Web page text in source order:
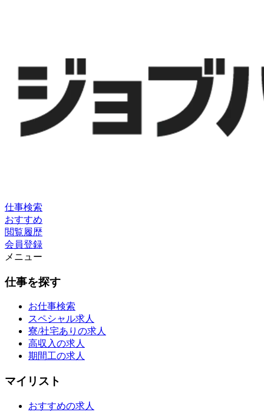
仕事検索
おすすめ
閲覧履歴
会員登録
メニュー
仕事を探す
お仕事検索
スペシャル求人
寮/社宅ありの求人
高収入の求人
期間工の求人
マイリスト
おすすめの求人